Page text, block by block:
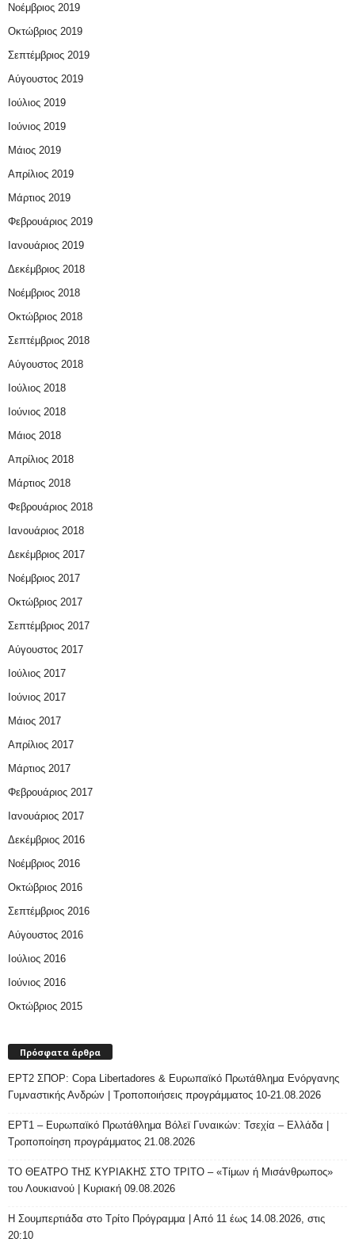
Νοέμβριος 2019
Οκτώβριος 2019
Σεπτέμβριος 2019
Αύγουστος 2019
Ιούλιος 2019
Ιούνιος 2019
Μάιος 2019
Απρίλιος 2019
Μάρτιος 2019
Φεβρουάριος 2019
Ιανουάριος 2019
Δεκέμβριος 2018
Νοέμβριος 2018
Οκτώβριος 2018
Σεπτέμβριος 2018
Αύγουστος 2018
Ιούλιος 2018
Ιούνιος 2018
Μάιος 2018
Απρίλιος 2018
Μάρτιος 2018
Φεβρουάριος 2018
Ιανουάριος 2018
Δεκέμβριος 2017
Νοέμβριος 2017
Οκτώβριος 2017
Σεπτέμβριος 2017
Αύγουστος 2017
Ιούλιος 2017
Ιούνιος 2017
Μάιος 2017
Απρίλιος 2017
Μάρτιος 2017
Φεβρουάριος 2017
Ιανουάριος 2017
Δεκέμβριος 2016
Νοέμβριος 2016
Οκτώβριος 2016
Σεπτέμβριος 2016
Αύγουστος 2016
Ιούλιος 2016
Ιούνιος 2016
Οκτώβριος 2015
Πρόσφατα άρθρα
ΕΡΤ2 ΣΠΟΡ: Copa Libertadores & Ευρωπαϊκό Πρωτάθλημα Ενόργανης
Γυμναστικής Ανδρών | Τροποποιήσεις προγράμματος 10-21.08.2026
ΕΡΤ1 – Ευρωπαϊκό Πρωτάθλημα Βόλεϊ Γυναικών: Τσεχία – Ελλάδα |
Τροποποίηση προγράμματος 21.08.2026
ΤΟ ΘΕΑΤΡΟ ΤΗΣ ΚΥΡΙΑΚΗΣ ΣΤΟ ΤΡΙΤΟ – «Τίμων ή Μισάνθρωπος»
του Λουκιανού | Κυριακή 09.08.2026
H Σουμπερτιάδα στο Τρίτο Πρόγραμμα | Από 11 έως 14.08.2026, στις
20:10